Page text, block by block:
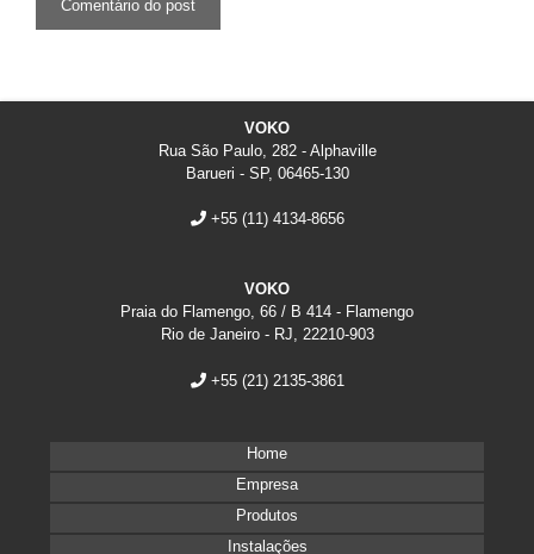
VOKO
Rua São Paulo, 282 - Alphaville
Barueri - SP, 06465-130
+55 (11) 4134-8656
VOKO
Praia do Flamengo, 66 / B 414 - Flamengo
Rio de Janeiro - RJ, 22210-903
+55 (21) 2135-3861
Home
Empresa
Produtos
Instalações